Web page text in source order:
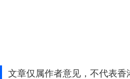
文章仅属作者意见，不代表香